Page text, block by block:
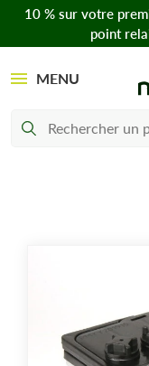
10 % sur votre
point
MENU